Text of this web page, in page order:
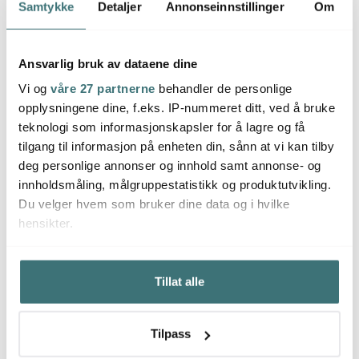
Samtykke Detaljer Annonseinnstillinger Om
Ansvarlig bruk av dataene dine
Vi og våre 27 partnerne behandler de personlige
opplysningene dine, f.eks. IP-nummeret ditt, ved å bruke
teknologi som informasjonskapsler for å lagre og få
tilgang til informasjon på enheten din, sånn at vi kan tilby
deg personlige annonser og innhold samt annonse- og
innholdsmåling, målgruppestatistikk og produktutvikling.
Du velger hvem som bruker dine data og i hvilke
hensikter.
Hvis du gir oss lov, vil vi også gjerne:
Innhente informasjon om den geografiske
beliggenheten din, som kan være nøyaktig innenfor
Identifisere enheten din ved å aktivt skanne den for
Tillat alle
Tilpass
7. La den stå kaldt i en time, alternativt over natten.
TIPS!Dekorer kaken med skivet agurk, reddiker, reker,
egg, dill, hakket gressløk, salatblader, en klikk rød kaviar
og spiselige blomster.